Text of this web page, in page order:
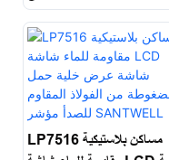
مقياس الأرضية Santwell
LP7516 مساكن بلاستيكية